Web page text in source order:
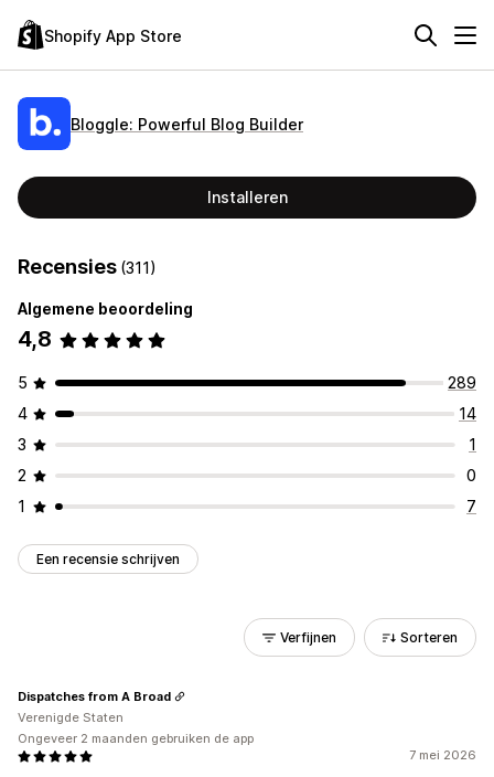
Shopify App Store
Bloggle: Powerful Blog Builder
Installeren
Recensies (311)
Algemene beoordeling
4,8
5
289
4
14
3
1
2
0
1
7
Een recensie schrijven
Verfijnen Sorteren
7 mei 2026
Dispatches from A Broad
Verenigde Staten
Ongeveer 2 maanden gebruiken de app